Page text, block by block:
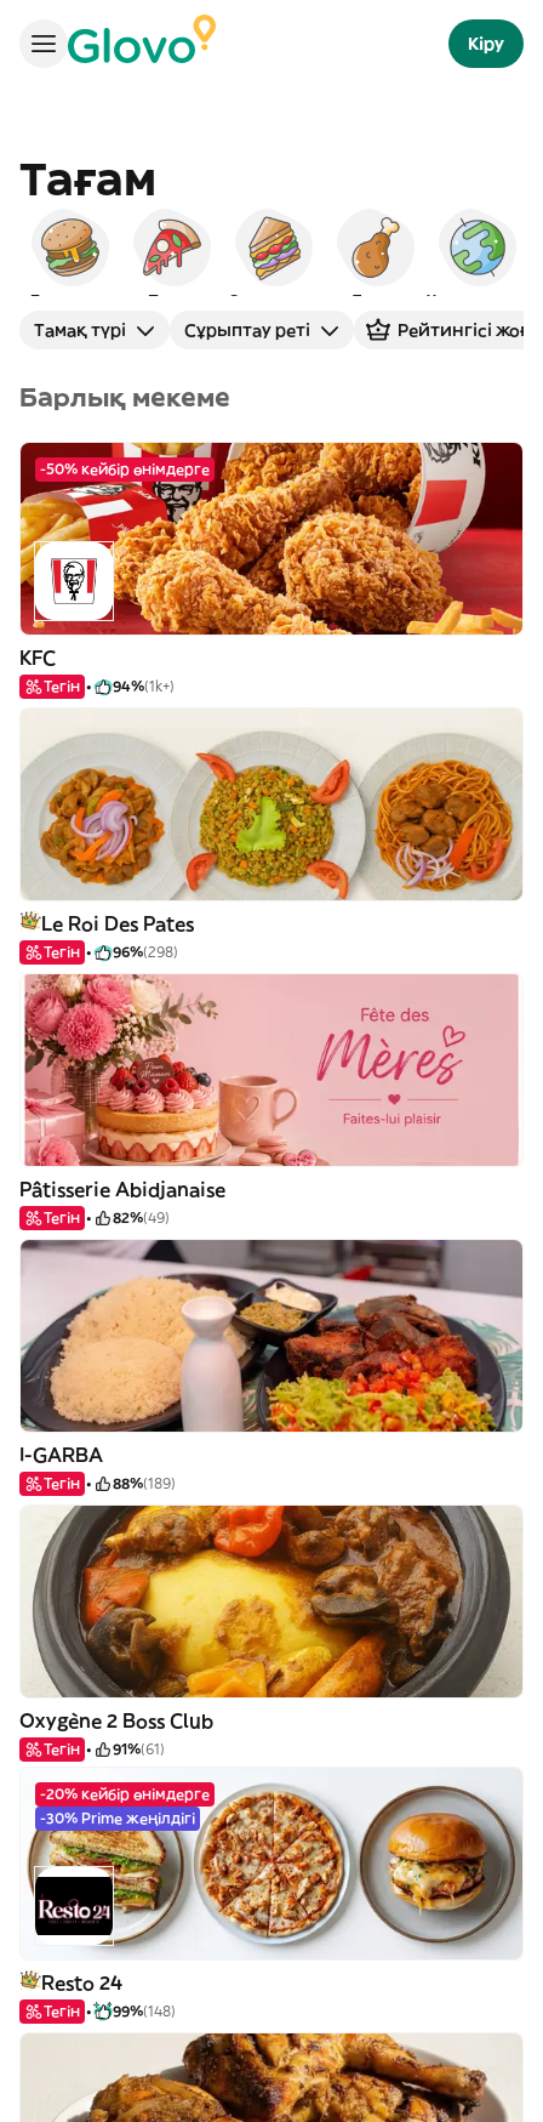
Кіру
Тағам
Бургерлер Пицца Сэндвичтер Тауық
Тамақ түрі Сұрыптау реті Рейтингісі
Барлық мекеме
-50% кейбір өнімдерге
KFC
Тегін 94%(1k+)
Le Roi Des Pates
Тегін 96%(298)
Pâtisserie Abidjanaise
Тегін 82%(49)
I-GARBA
Тегін 88%(189)
Oxygène 2 Boss Club
Тегін 91%(61)
-20% кейбір өнімдерге
-30% Prime жеңілдігі
Resto 24
Тегін 99%(148)